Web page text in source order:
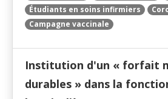
Étudiants en soins infirmiers
Campagne vaccinale
Institution d'un « forfait
durables » dans la